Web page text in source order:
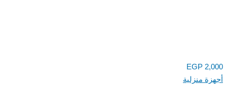
EGP 2,000
أجهزة منزلية